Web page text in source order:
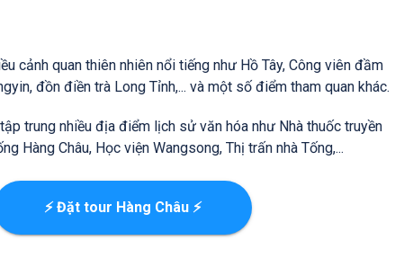
cảnh quan thiên nhiên nổi tiếng như Hồ Tây, Công viên đầm
đồn điền trà Long Tỉnh,... và một số điểm tham quan khác.
trung nhiều địa điểm lịch sử văn hóa như Nhà thuốc truyền
Hàng Châu, Học viện Wangsong, Thị trấn nhà Tống,...
⚡ Đặt tour Hàng Châu ⚡